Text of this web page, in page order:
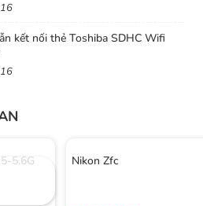
kết nối thẻ Toshiba SDHC Wifi
5.6G
Nikon Zfc